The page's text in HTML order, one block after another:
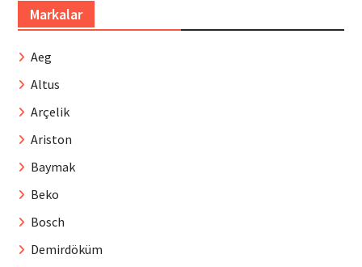
Markalar
Aeg
Altus
Arçelik
Ariston
Baymak
Beko
Bosch
Demirdöküm